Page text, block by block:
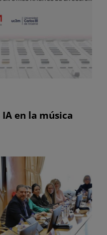
IA en la música